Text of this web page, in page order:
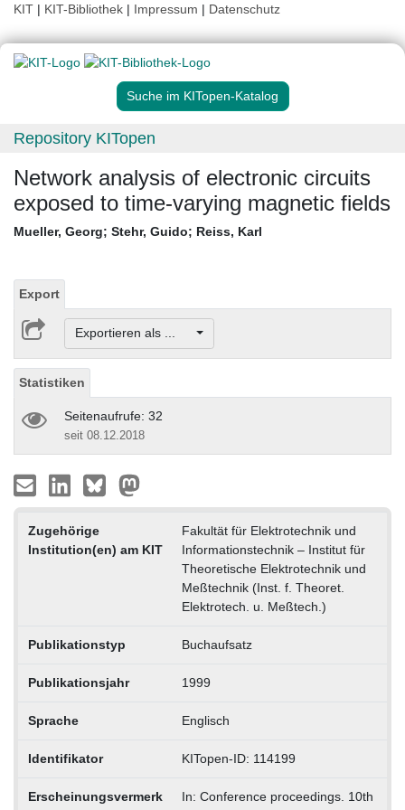
KIT | KIT-Bibliothek | Impressum | Datenschutz
Suche im KITopen-Katalog
Repository KITopen
Network analysis of electronic circuits
exposed to time-varying magnetic fields
Mueller, Georg; Stehr, Guido; Reiss, Karl
Export
Exportieren als ...
Statistiken
Seitenaufrufe: 32
seit 08.12.2018
Zugehörige
Institution(en) am KIT
Fakultät für Elektrotechnik und
Informationstechnik – Institut für
Theoretische Elektrotechnik und
Meßtechnik (Inst. f. Theoret.
Elektrotech. u. Meßtech.)
Publikationstyp Buchaufsatz
Publikationsjahr 1999
Sprache Englisch
Identifikator KITopen-ID: 114199
Erscheinungsvermerk
In: Conference proceedings. 10th